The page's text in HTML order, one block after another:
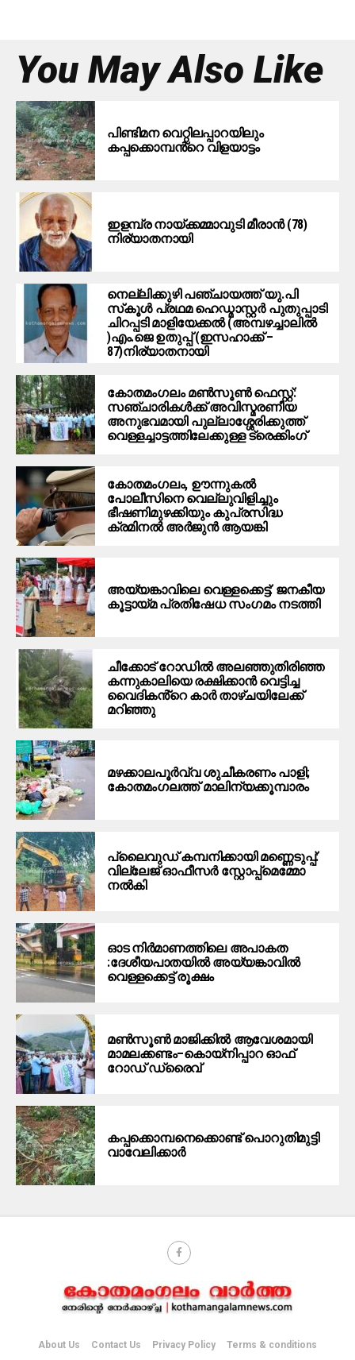
You May Also Like
പിണ്ടിമന വെറ്റിലപ്പാറയിലും
കപ്പക്കൊമ്പൻ്റെ വിളയാട്ടം
ഇളമ്പ്ര നായ്ക്കമ്മാവുടി മീരാൻ (78)
നിര്യാതനായി
നെല്ലിക്കുഴി പഞ്ചായത്ത് യു.പി
സ്‌കൂൾ പ്രഥമ ഹെഡ്മാസ്റ്റർ പുതുപ്പാടി
ചിറപ്പടി മാളിയേക്കൽ (അമ്പഴച്ചാലിൽ
)എം.ജെ ഉതുപ്പ് (ഇസഹാക്ക് –
87)നിര്യാതനായി
കോതമംഗലം മൺസൂൺ ഫെസ്റ്റ്:
സഞ്ചാരികൾക്ക് അവിസ്മരണീയ
അനുഭവമായി പുല്ലാശ്ശേരിക്കുത്ത്
വെള്ളച്ചാട്ടത്തിലേക്കുള്ള ട്രെക്കിംഗ്
കോതമംഗലം, ഊന്നുകൽ
പോലീസിനെ വെല്ലുവിളിച്ചും
ഭീഷണിമുഴക്കിയും കുപ്രസിദ്ധ
ക്രമിനല്‍ അര്‍ജുന്‍ ആയങ്കി
അയ്യങ്കാവിലെ വെള്ളക്കെട്ട്: ജനകീയ
കൂട്ടായ്മ പ്രതിഷേധ സംഗമം നടത്തി
ചീക്കോട് റോഡിൽ അലഞ്ഞുതിരിഞ്ഞ
കന്നുകാലിയെ രക്ഷിക്കാൻ വെട്ടിച്ച
വൈദികൻ്റെ കാർ താഴ്ചയിലേക്ക്
മറിഞ്ഞു
മഴക്കാലപൂർവ്വ ശുചീകരണം പാളി;
കോതമംഗലത്ത് മാലിന്യക്കൂമ്പാരം
പ്ലൈവുഡ് കമ്പനിക്കായി മണ്ണെടുപ്പ്:
വില്ലേജ് ഓഫീസർ സ്റ്റോപ്പ്മെമ്മോ
നൽകി
ഓട നിർമാണത്തിലെ അപാകത
:ദേശീയപാതയിൽ അയ്യങ്കാവിൽ
വെള്ളക്കെട്ട് രൂക്ഷം
മൺസൂൺ മാജിക്കിൽ ആവേശമായി
മാമലക്കണ്ടം–കൊയ്‌നിപ്പാറ ഓഫ്
റോഡ് ഡ്രൈവ്
കപ്പക്കൊമ്പനെക്കൊണ്ട് പൊറുതിമുട്ടി
വാവേലിക്കാർ
About Us Contact Us Privacy Policy Terms & conditions